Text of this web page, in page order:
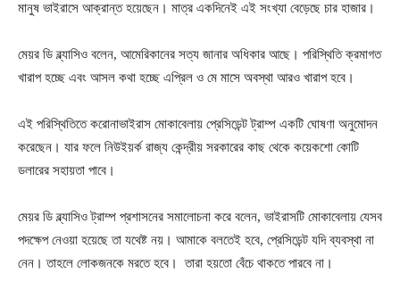
মানুষ ভাইরাসে আক্রান্ত হয়েছেন। মাত্র একদিনেই এই সংখ্যা বেড়েছে চার হাজার।
মেয়র ডি ব্ল্যাসিও বলেন, আমেরিকানের সত্য জানার অধিকার আছে। পরিস্থিতি ক্রমাগত
খারাপ হচ্ছে এবং আসল কথা হচ্ছে এপ্রিল ও মে মাসে অবস্থা আরও খারাপ হবে।
এই পরিস্থিতিতে করোনাভাইরাস মোকাবেলায় প্রেসিডেন্ট ট্রাম্প একটি ঘোষণা অনুমোদন
করেছেন। যার ফলে নিউইয়র্ক রাজ্য কেন্দ্রীয় সরকারের কাছ থেকে কয়েকশো কোটি
ডলারের সহায়তা পাবে।
মেয়র ডি ব্ল্যাসিও ট্রাম্প প্রশাসনের সমালোচনা করে বলেন, ভাইরাসটি মোকাবেলায় যেসব
পদক্ষেপ নেওয়া হয়েছে তা যথেষ্ট নয়। আমাকে বলতেই হবে, প্রেসিডেন্ট যদি ব্যবস্থা না
নেন। তাহলে লোকজনকে মরতে হবে। তারা হয়তো বেঁচে থাকতে পারবে না।